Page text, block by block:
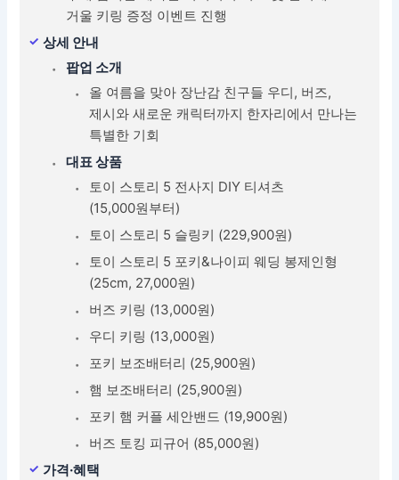
거울 키링 증정 이벤트 진행
상세 안내
팝업 소개
올 여름을 맞아 장난감 친구들 우디, 버즈,
제시와 새로운 캐릭터까지 한자리에서 만나는
특별한 기회
대표 상품
토이 스토리 5 전사지 DIY 티셔츠
(15,000원부터)
토이 스토리 5 슬링키 (229,900원)
토이 스토리 5 포키&나이피 웨딩 봉제인형
(25cm, 27,000원)
버즈 키링 (13,000원)
우디 키링 (13,000원)
포키 보조배터리 (25,900원)
햄 보조배터리 (25,900원)
포키 햄 커플 세안밴드 (19,900원)
버즈 토킹 피규어 (85,000원)
가격·혜택